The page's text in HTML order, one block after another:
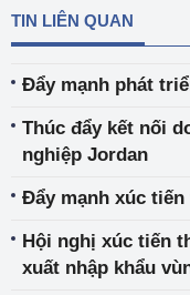
TIN LIÊN QUAN
Đẩy mạnh phát
Thúc đẩy kết nối
nghiệp Jordan
Đẩy mạnh xúc
Hội nghị xúc tiến
xuất nhập khẩu